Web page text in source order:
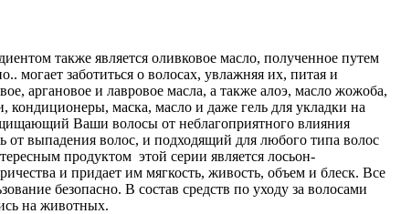
также является оливковое масло, полученное путем
.. могает заботиться о волосах, увлажняя их, питая и
аргановое и лавровое масла, а также алоэ, масло жожоба,
маска, масло и даже гель для укладки на
Ваши волосы от неблагоприятного влияния
от выпадения волос, и подходящий для любого типа волос
продуктом этой серии является лосьон-
и придает им мягкость, живость, объем и блеск. Все
безопасно. В состав средств по уходу за волосами
на животных.